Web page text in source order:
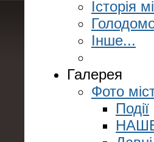
Історія
Інше...
Галерея
Фото
Події